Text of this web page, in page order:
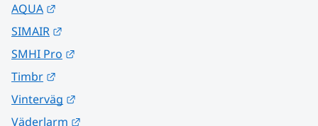
AQUA
SIMAIR
SMHI Pro
Timbr
Vinterväg
Väderlarm